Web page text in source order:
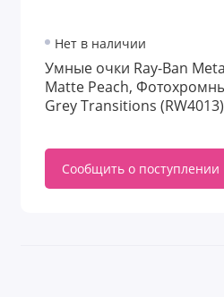
Нет в наличии
Умные очки Ray-Ban
Matte Peach,
Grey Transitions (RW4013)
Сообщить о поступлении